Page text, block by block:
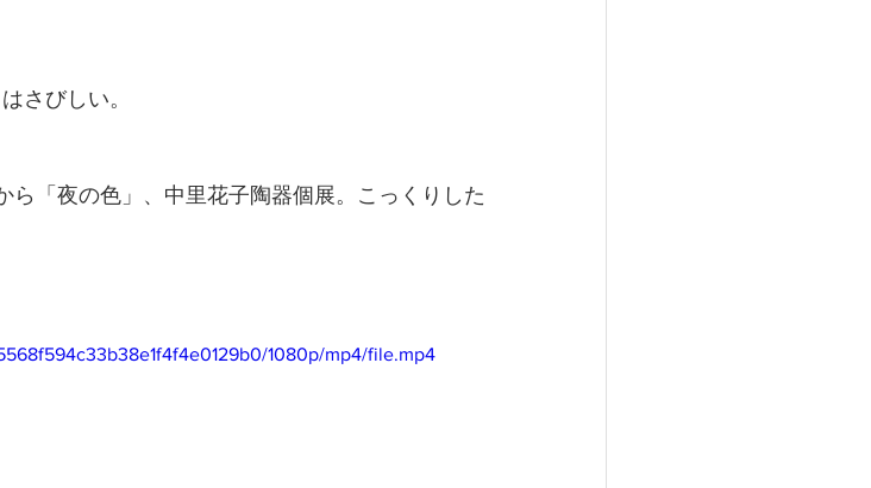
さびしい。
ら「夜の色」、中里花子陶器個展。こっくりした
1080p/mp4/file.mp4